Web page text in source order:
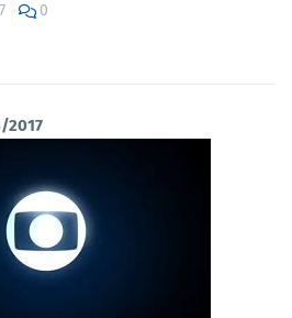
0
2017